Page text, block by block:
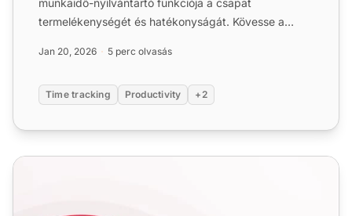
munkaidő-nyilvántartó funkciója a csapat
termelékenységét és hatékonyságát. Kövesse a
Jan 20, 2026 5 perc olvasás
Time tracking Productivity +2
Ügynök Jelentés Funkciók